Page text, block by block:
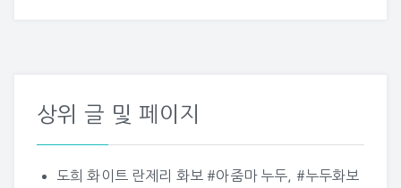
상위 글 및 페이지
도희 화이트 란제리 화보 #아줌마 누두, #누두화보